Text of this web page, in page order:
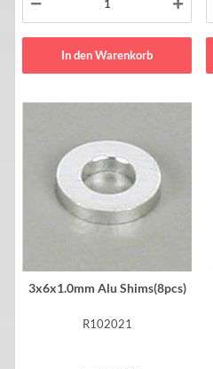
In den Warenkorb
3x6x1.0mm Alu Shims(8pcs)
R102021